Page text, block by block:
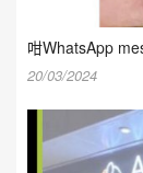
咁WhatsApp
20/03/2024